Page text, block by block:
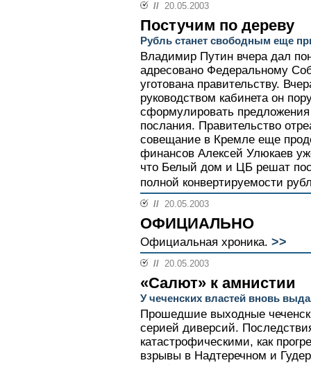
// 20.05.2003
Постучим по дереву
Рубль станет свободным еще
Владимир Путин вчера дал
адресовано Федеральному
уготована правительству.
руководством кабинета он
сформулировать
послания. Правительство
совещание в Кремле еще
финансов Алексей Улюкаев
что Белый дом и ЦБ решат
полной конвертируемости
// 20.05.2003
ОФИЦИАЛЬНО
Официальная хроника. >>
// 20.05.2003
«Салют» к амнистии
У чеченских властей вновь
Прошедшие выходные
серией диверсий.
катастрофическими, как
взрывы в Надтеречном и